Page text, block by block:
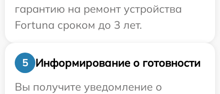
гарантию на ремонт устройства
Fortuna сроком до 3 лет.
5
Информирование о готовности
Вы получите уведомление о